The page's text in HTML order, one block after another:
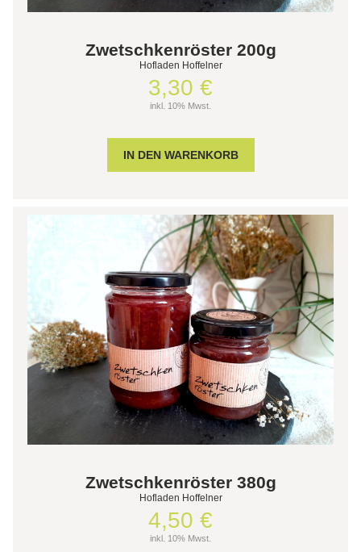
Zwetschkenröster 200g
Hofladen Hoffelner
3,30 €
inkl. 10% Mwst.
Zwetschkenröster 380g
Hofladen Hoffelner
4,50 €
inkl. 10% Mwst.